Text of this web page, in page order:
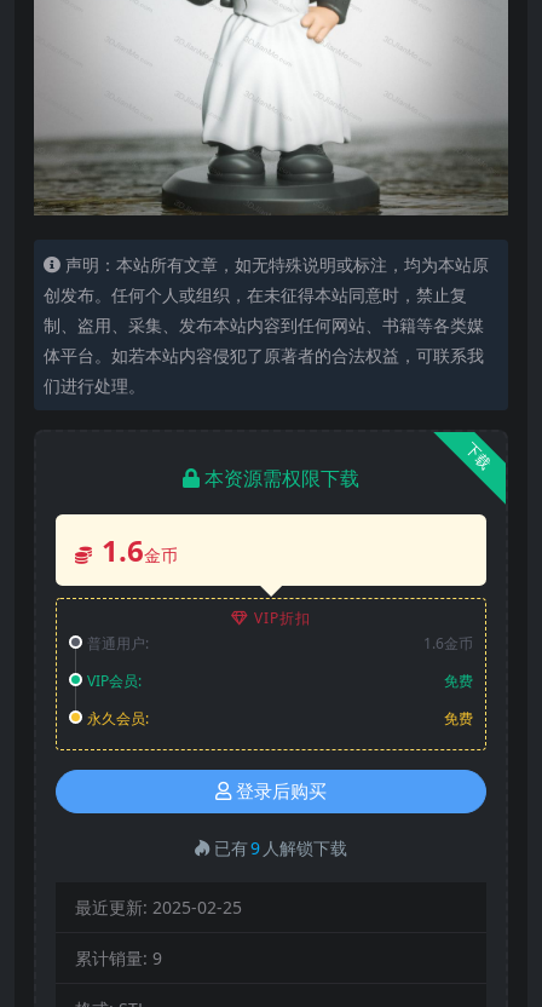
声明：本站所有文章，如无特殊说明或标注，均为本站原
创发布。任何个人或组织，在未征得本站同意时，禁止复
制、盗用、采集、发布本站内容到任何网站、书籍等各类媒
体平台。如若本站内容侵犯了原著者的合法权益，可联系我
们进行处理。
下载
本资源需权限下载
1.6金币
VIP折扣
普通用户:
1.6金币
VIP会员:
免费
永久会员:
免费
登录后购买
已有9 人解锁下载
最近更新: 2025-02-25
累计销量: 9